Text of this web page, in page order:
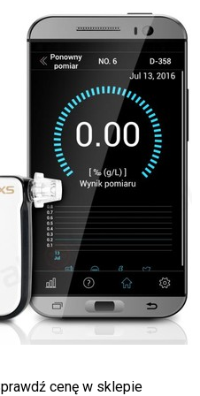
cenę w sklepie